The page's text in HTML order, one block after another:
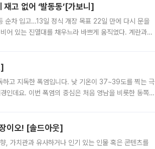
고 없어 ‘발동동’[가보니]
순차 입고…13일 정식 개장 목표 22일 만에 다시 문을
어 있는 진열대를 채우느라 바쁘게 움직였다. 계란과
하고 지독한 폭염입니다. 낮 기온이 37~39도를 찍는 극
인데요. 이번 폭염의 중심은 처음 영남을 비롯한 동쪽
이오! [솔드아웃]
, 가치관과 유사하거나 인기 있는 인물 혹은 콘텐츠를